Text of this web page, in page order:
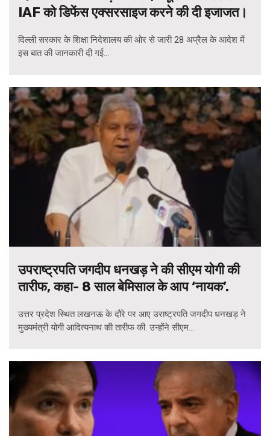
IAF को डिफेंस एक्सरसाइज करने की दी इजाजत।
दिल्ली सरकार के शिक्षा निदेशालय की ओर से जारी 28 अप्रैल के आदेश में
इस बात की जानकारी दी गई...
उपराष्ट्रपति जगदीप धनखड़ ने की सीएम योगी की
तारीफ, कहा- 8 साल बेमिसाल के आप ‘नायक’.
उत्तर प्रदेश स्थित लखनऊ के दौरे पर आए उराष्ट्रपति जगदीप धनखड़ ने
मुख्यमंत्री योगी आदित्यनाथ की तारीफ की. उन्होंने सीएम...